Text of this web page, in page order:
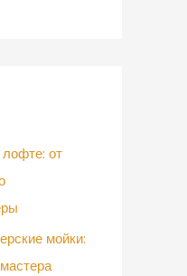
от
мойки: